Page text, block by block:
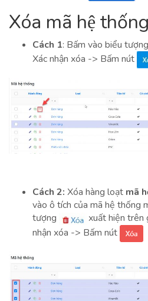
Xóa mã hệ thống
Cách 1: Bấm vào biểu tượng
Xác nhận xóa -> Bấm nút
Cách 2: Xóa hàng loạt mã
vào ô tích của mã hệ thống
tượng
xuất hiện trên
nhận xóa -> Bấm nút